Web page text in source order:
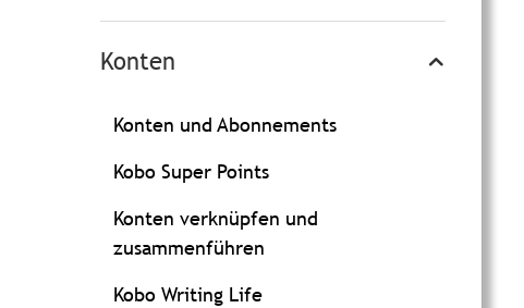
Konten
Konten und Abonnements
Kobo Super Points
Konten verknüpfen und
zusammenführen
Kobo Writing Life